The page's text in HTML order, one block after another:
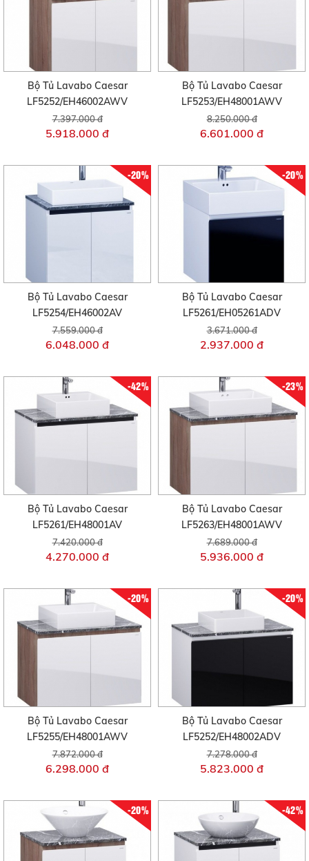
Bộ Tủ Lavabo Caesar
LF5252/EH46002AWV
7.397.000 đ
5.918.000 đ
Bộ Tủ Lavabo Caesar
LF5253/EH48001AWV
8.250.000 đ
6.601.000 đ
-20%
Bộ Tủ Lavabo Caesar
LF5254/EH46002AV
7.559.000 đ
6.048.000 đ
-20%
Bộ Tủ Lavabo Caesar
LF5261/EH05261ADV
3.671.000 đ
2.937.000 đ
-42%
Bộ Tủ Lavabo Caesar
LF5261/EH48001AV
7.420.000 đ
4.270.000 đ
-23%
Bộ Tủ Lavabo Caesar
LF5263/EH48001AWV
7.689.000 đ
5.936.000 đ
-20%
Bộ Tủ Lavabo Caesar
LF5255/EH48001AWV
7.872.000 đ
6.298.000 đ
-20%
Bộ Tủ Lavabo Caesar
LF5252/EH48002ADV
7.278.000 đ
5.823.000 đ
-20% -42%